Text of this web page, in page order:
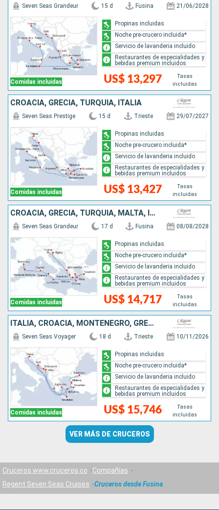
Comidas incluidas
Seven Seas Grandeur 15 d Fusina 21/06/2028
US$ 13,297
Tasas
incluidas
Propinas incluidas
Noche pre-crucero incluida*
Servicio de lavanderia incluido
Restaurantes de especialidades y
bebidas premium incluidos
CROACIA, GRECIA, TURQUÍA, ITALIA
Comidas incluidas
Seven Seas Prestige 15 d Trieste 29/07/2027
US$ 13,427
Tasas
incluidas
Propinas incluidas
Noche pre-crucero incluida*
Servicio de lavanderia incluido
Restaurantes de especialidades y
bebidas premium incluidos
CROACIA, GRECIA, TURQUÍA, MALTA, ITALIA, ESPAÑA
Comidas incluidas
Seven Seas Grandeur 17 d Fusina 08/08/2028
US$ 14,717
Tasas
incluidas
Propinas incluidas
Noche pre-crucero incluida*
Servicio de lavanderia incluido
Restaurantes de especialidades y
bebidas premium incluidos
ITALIA, CROACIA, MONTENEGRO, GRECIA, TURQUÍA
Comidas incluidas
Seven Seas Voyager 18 d Trieste 10/11/2026
US$ 15,746
Tasas
incluidas
Propinas incluidas
Noche pre-crucero incluida*
Servicio de lavanderia incluido
Restaurantes de especialidades y
bebidas premium incluidos
VER MÁS DE CRUCEROS
Cruceros www.cruceros.co
Compañías
Regent Seven Seas Cruises
Cruceros desde Fusina